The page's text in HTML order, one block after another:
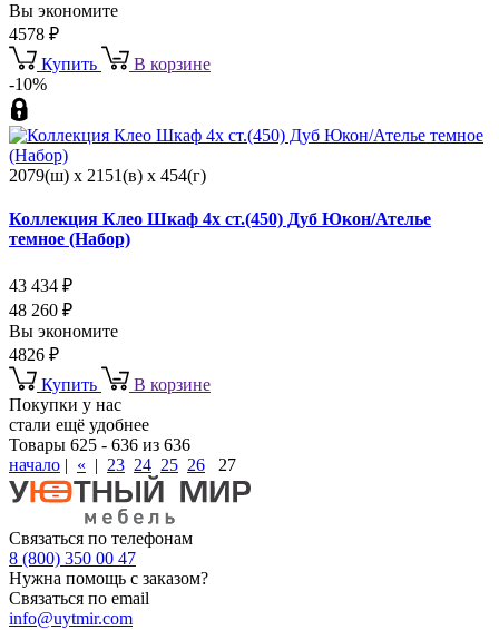
Вы экономите
4578 ₽
Купить
В корзине
-10%
2079(ш) x 2151(в) x 454(г)
Коллекция Клео Шкаф 4х ст.(450) Дуб Юкон/Ателье
темное (Набор)
43 434 ₽
48 260 ₽
Вы экономите
4826 ₽
Купить
В корзине
Покупки у нас
стали ещё удобнее
Товары 625 - 636 из 636
начало | « | 23 24 25 26 27
Связаться по телефонам
8 (800) 350 00 47
Нужна помощь с заказом?
Связаться по email
info@uytmir.com